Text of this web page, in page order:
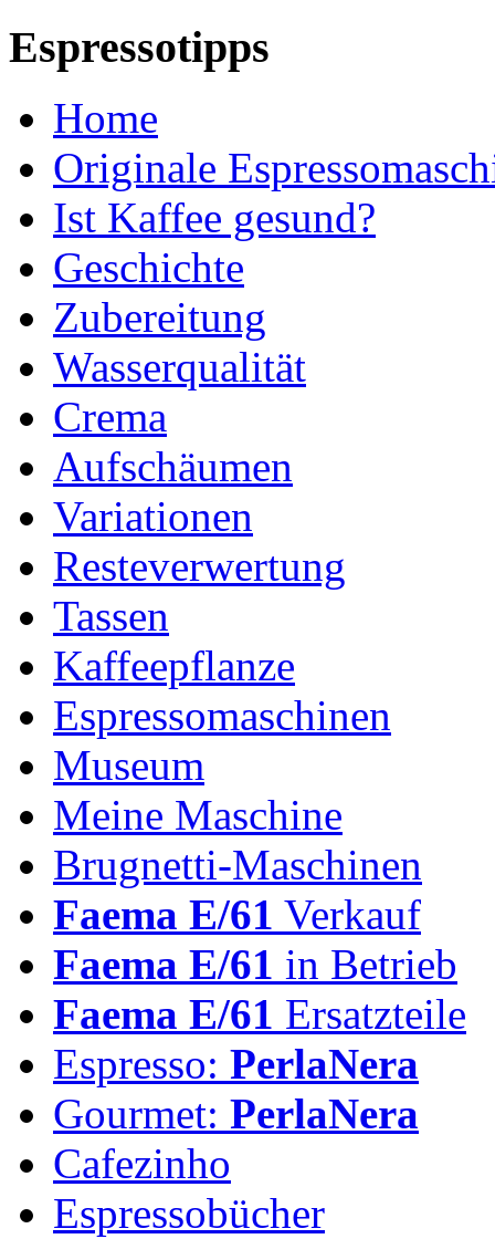
Espressotipps
Home
Originale
Ist Kaffee gesund?
Geschichte
Zubereitung
Wasserqualität
Crema
Aufschäumen
Variationen
Resteverwertung
Tassen
Kaffeepflanze
Espressomaschinen
Museum
Meine Maschine
Brugnetti-Maschinen
Faema E/61 Verkauf
Faema E/61 in Betrieb
Faema E/61 Ersatzteile
Espresso: PerlaNera
Gourmet: PerlaNera
Cafezinho
Espressobücher